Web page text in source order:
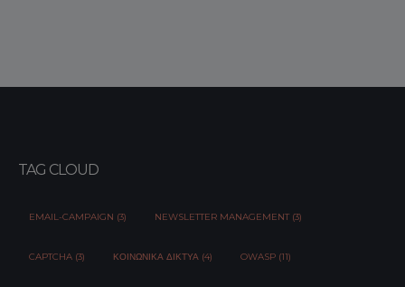
TAG CLOUD
EMAIL-CAMPAIGN (3) NEWSLETTER MANAGEMENT (3)
CAPTCHA (3) ΚΟΙΝΩΝΙΚΆ ΔΊΚΤΥΑ (4) OWASP (11)